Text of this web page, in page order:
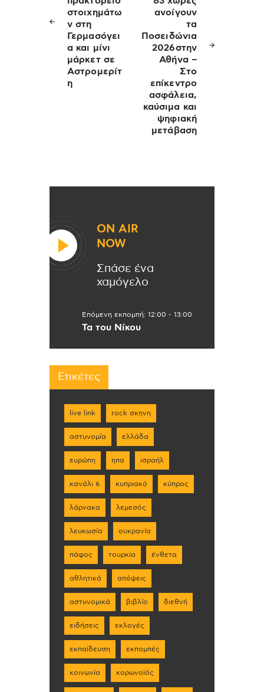
στοιχημάτω
ν στη
Γερμασόγει
α και μίνι
μάρκετ σε
Αστρομερίτ
η
ανοίγουν
τα
Ποσειδώνια
2026στην
Αθήνα –
Στο
επίκεντρο
ασφάλεια,
καύσιμα και
ψηφιακή
μετάβαση
ON AIR
NOW
Σπάσε ένα
χαμόγελο
Επόμενη εκπομπή: 12:00 - 13:00
Τα του Νίκου
Ετικέτες
live link rock σκηνη
αστυνομία ελλάδα
ευρώπη ηπα ισραήλ
κανάλι 6 κυπριακό κύπρος
λάρνακα λεμεσός
λευκωσία ουκρανία
πάφος τουρκία ένθετα
αθλητικά απόψεις
αστυνομικά βιβλίο διεθνή
ειδήσεις εκλογές
εκπαίδευση εκπομπές
κοινωνία κορωνοϊός